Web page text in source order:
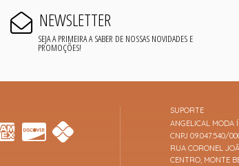
NEWSLETTER
SEJA A PRIMEIRA A SABER DE NOSSAS NOVIDADES E
PROMOÇÕES!
SUPORTE
ANGELICAL MODA
CNPJ 09.047.540/
RUA CORONEL
CENTRO, MONTE